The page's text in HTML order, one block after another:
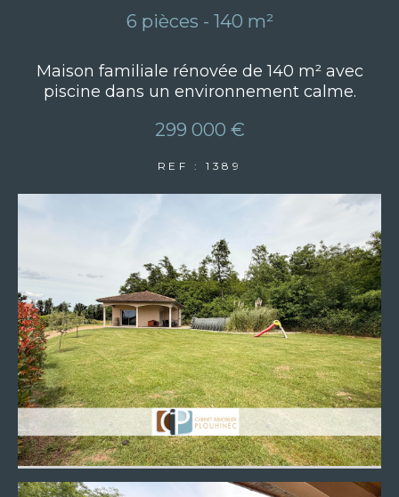
6 pièces - 140 m²
Maison familiale rénovée de 140 m² avec
piscine dans un environnement calme.
299 000 €
REF : 1389